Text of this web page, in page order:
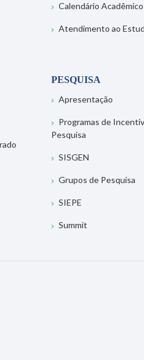
Calendário Acadêmico
Atendimento ao
PESQUISA
Apresentação
Programas de
Pesquisa
SISGEN
Grupos de Pesquisa
SIEPE
Summit